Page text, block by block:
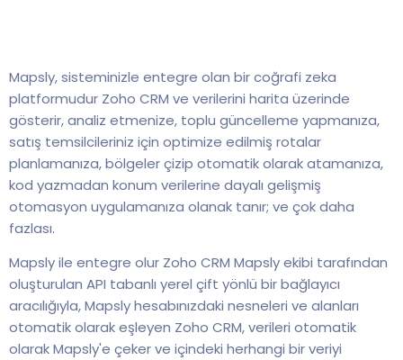
Mapsly, sisteminizle entegre olan bir coğrafi zeka
platformudur Zoho CRM ve verilerini harita üzerinde
gösterir, analiz etmenize, toplu güncelleme yapmanıza,
satış temsilcileriniz için optimize edilmiş rotalar
planlamanıza, bölgeler çizip otomatik olarak atamanıza,
kod yazmadan konum verilerine dayalı gelişmiş
otomasyon uygulamanıza olanak tanır; ve çok daha
fazlası.
Mapsly ile entegre olur Zoho CRM Mapsly ekibi tarafından
oluşturulan API tabanlı yerel çift yönlü bir bağlayıcı
aracılığıyla, Mapsly hesabınızdaki nesneleri ve alanları
otomatik olarak eşleyen Zoho CRM, verileri otomatik
olarak Mapsly'e çeker ve içindeki herhangi bir veriyi